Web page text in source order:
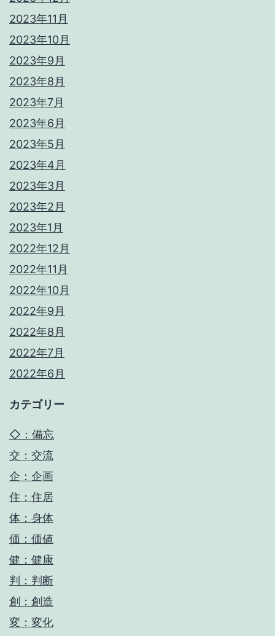
2023年11月
2023年10月
2023年9月
2023年8月
2023年7月
2023年6月
2023年5月
2023年4月
2023年3月
2023年2月
2023年1月
2022年12月
2022年11月
2022年10月
2022年9月
2022年8月
2022年7月
2022年6月
カテゴリー
◇：備忘
交：交流
企：企画
住：住居
体：身体
価：価値
健：健康
判：判断
創：創造
変：変化